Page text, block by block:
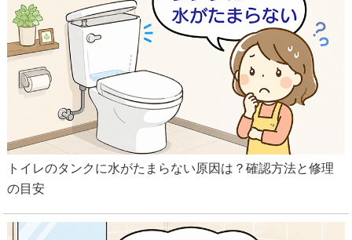
トイレのタンクに水がたまらない原因は？確認方法と修理
の目安